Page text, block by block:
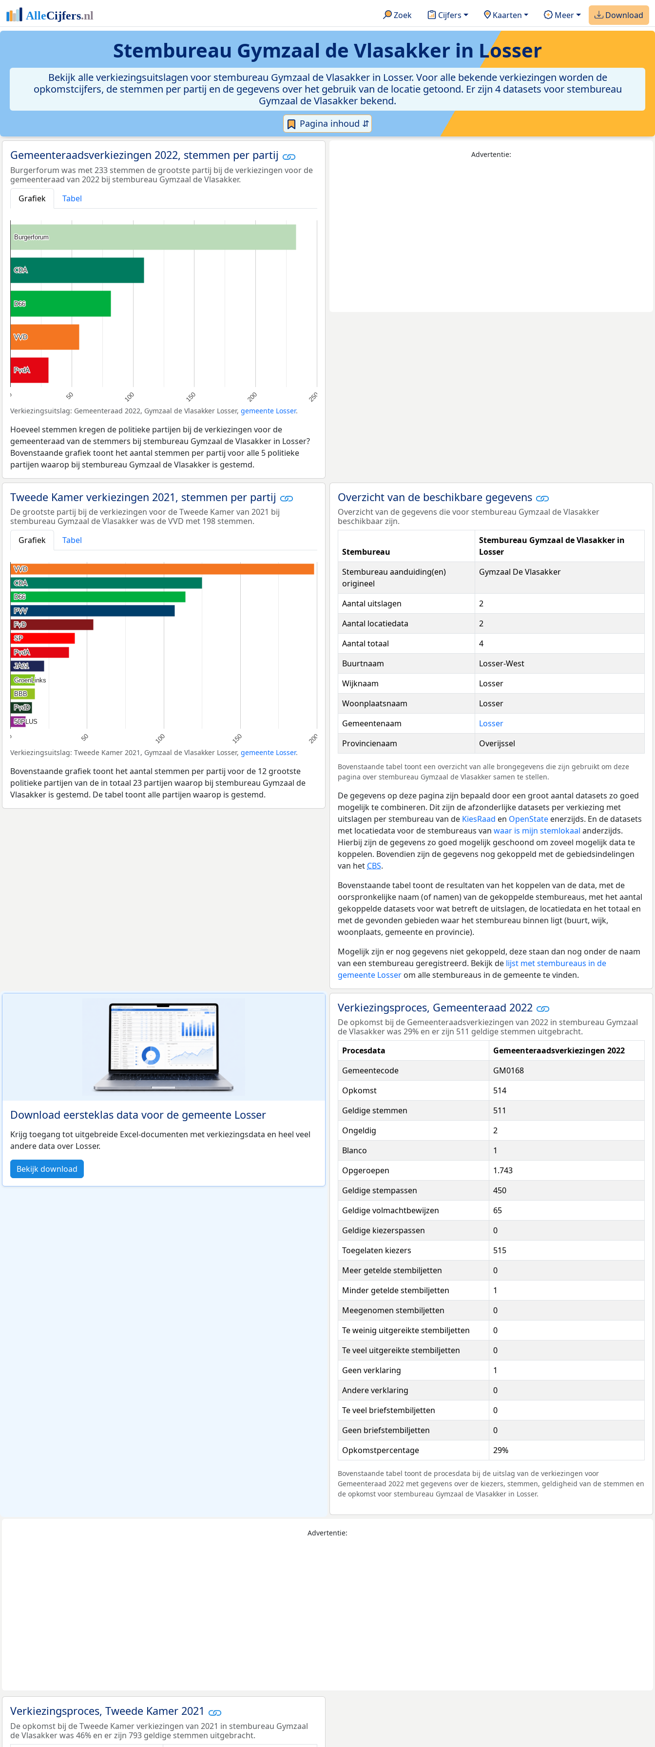
Zoek Cijfers Kaarten Meer Download
Stembureau Gymzaal de Vlasakker in Losser
Bekijk alle verkiezingsuitslagen voor stembureau Gymzaal de Vlasakker in Losser. Voor alle bekende verkiezingen worden de
opkomstcijfers, de stemmen per partij en de gegevens over het gebruik van de locatie getoond. Er zijn 4 datasets voor stembureau
Gymzaal de Vlasakker bekend.
Pagina inhoud ⇵
Gemeenteraadsverkiezingen 2022, stemmen per partij
Burgerforum was met 233 stemmen de grootste partij bij de verkiezingen voor de
gemeenteraad van 2022 bij stembureau Gymzaal de Vlasakker.
Grafiek
Tabel
0 50 100 150 200 250
Burgerforum
Burgerforum
CDA
CDA
D66
D66
VVD
VVD
PvdA
PvdA
Verkiezingsuitslag: Gemeenteraad 2022, Gymzaal de Vlasakker Losser, gemeente Losser.
Hoeveel stemmen kregen de politieke partijen bij de verkiezingen voor de
gemeenteraad van de stemmers bij stembureau Gymzaal de Vlasakker in Losser?
Bovenstaande grafiek toont het aantal stemmen per partij voor alle 5 politieke
partijen waarop bij stembureau Gymzaal de Vlasakker is gestemd.
Advertentie:
Tweede Kamer verkiezingen 2021, stemmen per partij
De grootste partij bij de verkiezingen voor de Tweede Kamer van 2021 bij
stembureau Gymzaal de Vlasakker was de VVD met 198 stemmen.
Grafiek
Tabel
0 50 100 150 200
VVD
VVD
CDA
CDA
D66
D66
PVV
PVV
FvD
FvD
SP
SP
PvdA
PvdA
JA21
JA21
GroenLinks
GroenLinks
BBB
BBB
PvdD
PvdD
50PLUS
50PLUS
Verkiezingsuitslag: Tweede Kamer 2021, Gymzaal de Vlasakker Losser, gemeente Losser.
Bovenstaande grafiek toont het aantal stemmen per partij voor de 12 grootste
politieke partijen van de in totaal 23 partijen waarop bij stembureau Gymzaal de
Vlasakker is gestemd. De tabel toont alle partijen waarop is gestemd.
Overzicht van de beschikbare gegevens
Overzicht van de gegevens die voor stembureau Gymzaal de Vlasakker
beschikbaar zijn.
Stembureau
Stembureau Gymzaal de Vlasakker in
Losser
Stembureau aanduiding(en)
origineel
Gymzaal De Vlasakker
Aantal uitslagen
2
Aantal locatiedata
2
Aantal totaal
4
Buurtnaam
Losser-West
Wijknaam
Losser
Woonplaatsnaam
Losser
Gemeentenaam
Losser
Provincienaam
Overijssel
Bovenstaande tabel toont een overzicht van alle brongegevens die zijn gebruikt om deze
pagina over stembureau Gymzaal de Vlasakker samen te stellen.
De gegevens op deze pagina zijn bepaald door een groot aantal datasets zo goed
mogelijk te combineren. Dit zijn de afzonderlijke datasets per verkiezing met
uitslagen per stembureau van de KiesRaad en OpenState enerzijds. En de datasets
met locatiedata voor de stembureaus van waar is mijn stemlokaal anderzijds.
Hierbij zijn de gegevens zo goed mogelijk geschoond om zoveel mogelijk data te
koppelen. Bovendien zijn de gegevens nog gekoppeld met de gebiedsindelingen
van het CBS.
Bovenstaande tabel toont de resultaten van het koppelen van de data, met de
oorspronkelijke naam (of namen) van de gekoppelde stembureaus, met het aantal
gekoppelde datasets voor wat betreft de uitslagen, de locatiedata en het totaal en
met de gevonden gebieden waar het stembureau binnen ligt (buurt, wijk,
woonplaats, gemeente en provincie).
Mogelijk zijn er nog gegevens niet gekoppeld, deze staan dan nog onder de naam
van een stembureau geregistreerd. Bekijk de lijst met stembureaus in de
gemeente Losser om alle stembureaus in de gemeente te vinden.
Download eersteklas data voor de gemeente Losser
Krijg toegang tot uitgebreide Excel-documenten met verkiezingsdata en heel veel
andere data over Losser.
Bekijk download
Verkiezingsproces, Gemeenteraad 2022
De opkomst bij de Gemeenteraadsverkiezingen van 2022 in stembureau Gymzaal
de Vlasakker was 29% en er zijn 511 geldige stemmen uitgebracht.
Procesdata
Gemeenteraadsverkiezingen 2022
Gemeentecode
GM0168
Opkomst
514
Geldige stemmen
511
Ongeldig
2
Blanco
1
Opgeroepen
1.743
Geldige stempassen
450
Geldige volmachtbewijzen
65
Geldige kiezerspassen
0
Toegelaten kiezers
515
Meer getelde stembiljetten
0
Minder getelde stembiljetten
1
Meegenomen stembiljetten
0
Te weinig uitgereikte stembiljetten
0
Te veel uitgereikte stembiljetten
0
Geen verklaring
1
Andere verklaring
0
Te veel briefstembiljetten
0
Geen briefstembiljetten
0
Opkomstpercentage
29%
Bovenstaande tabel toont de procesdata bij de uitslag van de verkiezingen voor
Gemeenteraad 2022 met gegevens over de kiezers, stemmen, geldigheid van de stemmen en
de opkomst voor stembureau Gymzaal de Vlasakker in Losser.
Advertentie:
Verkiezingsproces, Tweede Kamer 2021
De opkomst bij de Tweede Kamer verkiezingen van 2021 in stembureau Gymzaal
de Vlasakker was 46% en er zijn 793 geldige stemmen uitgebracht.